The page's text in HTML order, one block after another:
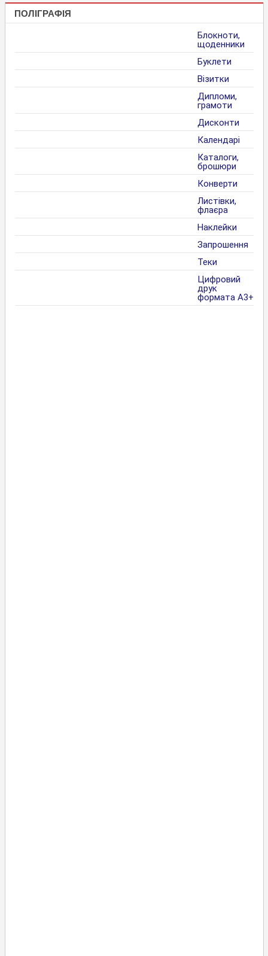
ПОЛІГРАФІЯ
Блокноти,
щоденники
Буклети
Візитки
Дипломи,
грамоти
Дисконти
Календарі
Каталоги,
брошюри
Конверти
Листівки,
флаєра
Наклейки
Запрошення
Теки
Цифровий
друк
формата А3+